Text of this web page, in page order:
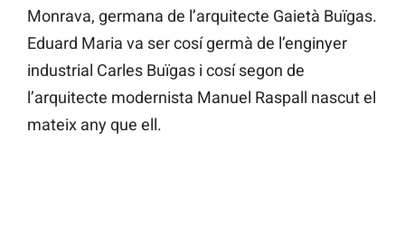
Monrava, germana de l’arquitecte Gaietà Buïgas.
Eduard Maria va ser cosí germà de l’enginyer
industrial Carles Buïgas i cosí segon de
l’arquitecte modernista Manuel Raspall nascut el
mateix any que ell.